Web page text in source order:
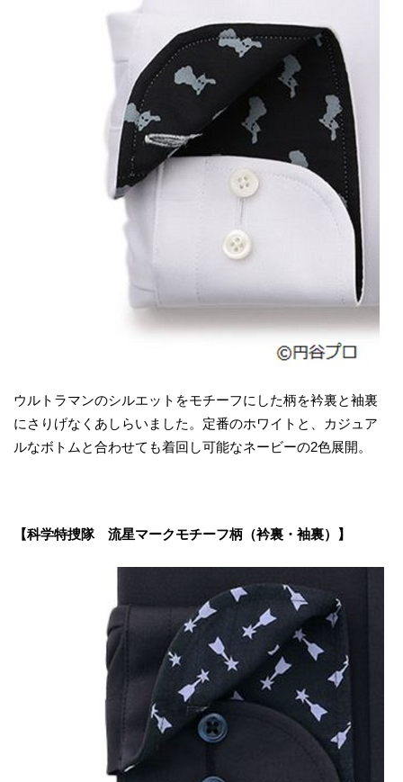
ウルトラマンのシルエットをモチーフにした柄を衿裏と袖裏
にさりげなくあしらいました。定番のホワイトと、カジュア
ルなボトムと合わせても着回し可能なネービーの2色展開。
【科学特捜隊 流星マークモチーフ柄（衿裏・袖裏）】